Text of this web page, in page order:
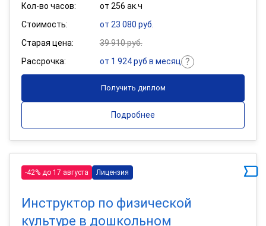
Кол-во часов:
от 256 ак.ч
Стоимость:
от 23 080 руб.
Старая цена:
39 910 руб.
Рассрочка:
от 1 924 руб в месяц
Получить диплом
Подробнее
-42% до 17 августа Лицензия
Инструктор по физической
культуре в дошкольном